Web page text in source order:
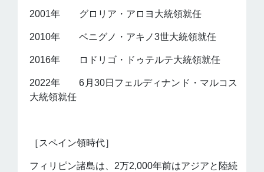
2001年 グロリア・アロヨ大統領就任
2010年 ベニグノ・アキノ3世大統領就任
2016年 ロドリゴ・ドゥテルテ大統領就任
2022年 6月30日フェルディナンド・マルコス
大統領就任
［スペイン領時代］
フィリピン諸島は、2万2,000年前はアジアと陸続